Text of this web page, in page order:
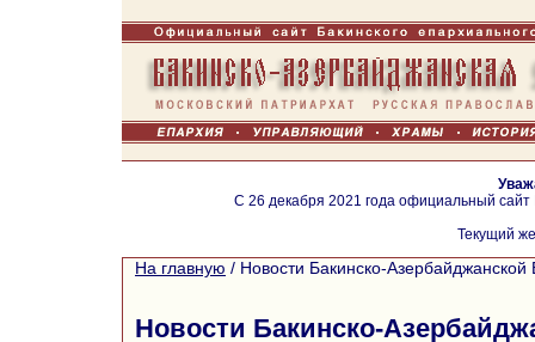
С 26 декабря 2021 года официальный
Текущий
На главную / Новости Бакинско-Азербайджанской
Новости Бакинско-